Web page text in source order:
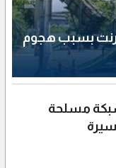
بسبب هجوم
مسلحة